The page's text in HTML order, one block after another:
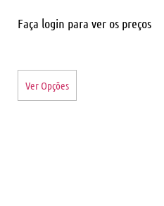
Faça login para ver os preços
Ver Opções